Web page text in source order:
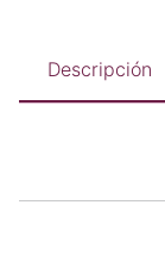
Descripción